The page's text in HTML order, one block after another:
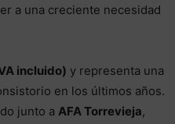
a una creciente necesidad
incluido) y representa una
en los últimos años.
junto a AFA Torrevieja,